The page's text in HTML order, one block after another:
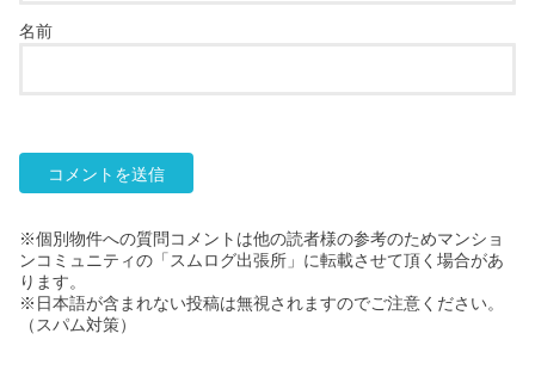
名前
※個別物件への質問コメントは他の読者様の参考のためマンショ
ンコミュニティの「スムログ出張所」に転載させて頂く場合があ
ります。
※日本語が含まれない投稿は無視されますのでご注意ください。
（スパム対策）